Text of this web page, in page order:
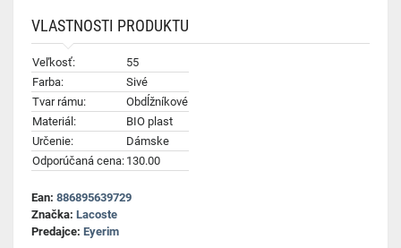
VLASTNOSTI PRODUKTU
Veľkosť:
55
Farba:
Sivé
Tvar rámu:
Obdĺžníkové
Materiál:
BIO plast
Určenie:
Dámske
Odporúčaná cena: 130.00
Ean: 886895639729
Značka: Lacoste
Predajce: Eyerim